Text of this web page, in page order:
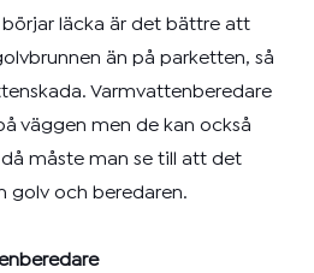
läcka är det bättre att
än på parketten, så
Varmvattenberedare
väggen men de kan också
måste man se till att det
golv och beredaren.